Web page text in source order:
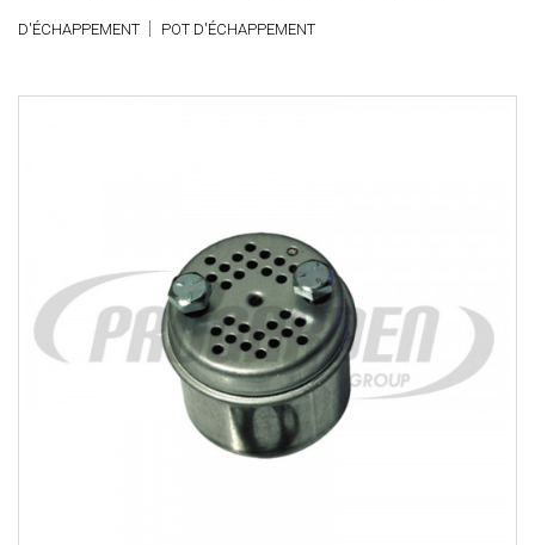
D'ÉCHAPPEMENT POT D'ÉCHAPPEMENT